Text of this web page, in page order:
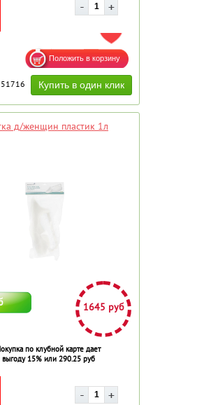
ДОБАВИТЬ В ИЗБРАННОЕ
51716
д/женщин пластик 1л
1645 руб
по клубной карте дает
выгоду 15% или 290.25 руб